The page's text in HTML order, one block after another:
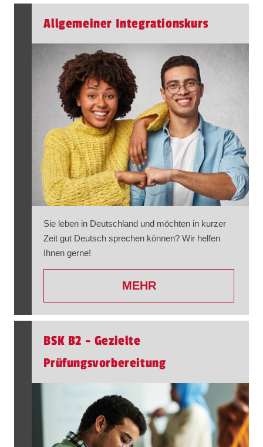
Allgemeiner Integrationskurs
Sie leben in Deutschland und möchten in kurzer
Zeit gut Deutsch sprechen können? Wir helfen
Ihnen gerne!
MEHR
BSK B2 - Gezielte
Prüfungsvorbereitung